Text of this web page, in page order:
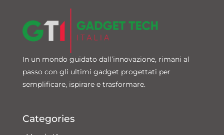
In un mondo guidato dall’innovazione, rimani al
passo con gli ultimi gadget progettati per
semplificare, ispirare e trasformare.
Categories